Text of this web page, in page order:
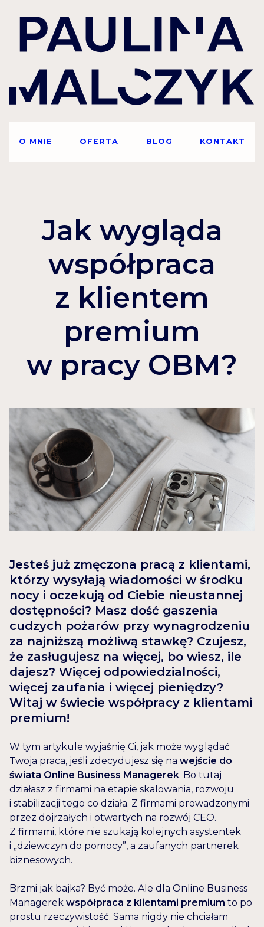
O MNIE OFERTA BLOG KONTAKT
Jak wygląda
współpraca
z klientem
premium
w pracy OBM?
Jesteś już zmęczona pracą z klientami,
którzy wysyłają wiadomości w środku
nocy i oczekują od Ciebie nieustannej
dostępności? Masz dość gaszenia
cudzych pożarów przy wynagrodzeniu
za najniższą możliwą stawkę? Czujesz,
że zasługujesz na więcej, bo wiesz, ile
dajesz? Więcej odpowiedzialności,
więcej zaufania i więcej pieniędzy?
Witaj w świecie współpracy z klientami
premium!
W tym artykule wyjaśnię Ci, jak może wyglądać
Twoja praca, jeśli zdecydujesz się na wejście do
świata Online Business Managerek. Bo tutaj
działasz z firmami na etapie skalowania, rozwoju
i stabilizacji tego co działa. Z firmami prowadzonymi
przez dojrzałych i otwartych na rozwój CEO.
Z firmami, które nie szukają kolejnych asystentek
i „dziewczyn do pomocy”, a zaufanych partnerek
biznesowych.
Brzmi jak bajka? Być może. Ale dla Online Business
Managerek współpraca z klientami premium to po
prostu rzeczywistość. Sama nigdy nie chciałam